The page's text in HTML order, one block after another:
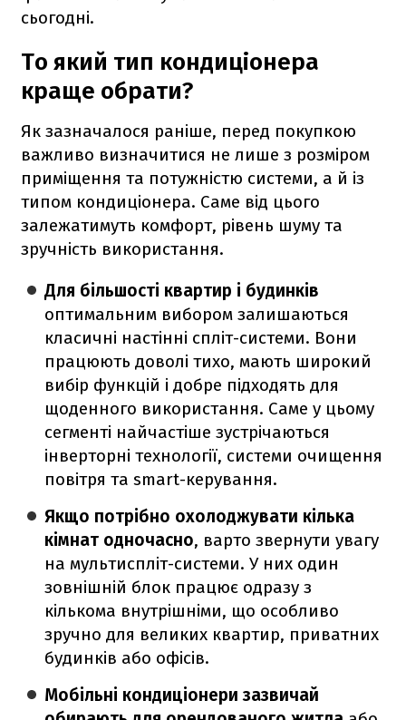
сьогодні.
То який тип кондиціонера
краще обрати?
Як зазначалося раніше, перед покупкою
важливо визначитися не лише з розміром
приміщення та потужністю системи, а й із
типом кондиціонера. Саме від цього
залежатимуть комфорт, рівень шуму та
зручність використання.
Для більшості квартир і будинків
оптимальним вибором залишаються
класичні настінні спліт-системи. Вони
працюють доволі тихо, мають широкий
вибір функцій і добре підходять для
щоденного використання. Саме у цьому
сегменті найчастіше зустрічаються
інверторні технології, системи очищення
повітря та smart-керування.
Якщо потрібно охолоджувати кілька
кімнат одночасно, варто звернути увагу
на мультиспліт-системи. У них один
зовнішній блок працює одразу з
кількома внутрішніми, що особливо
зручно для великих квартир, приватних
будинків або офісів.
Мобільні кондиціонери зазвичай